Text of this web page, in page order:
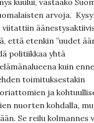
kuului, vastaako
arvoja.
viitattiin
että etenkin ”uudet
politiikkaa yhtä
kuin
toimituksestakin
ja
nuorten kohdalla,
Se reilu kolmannes